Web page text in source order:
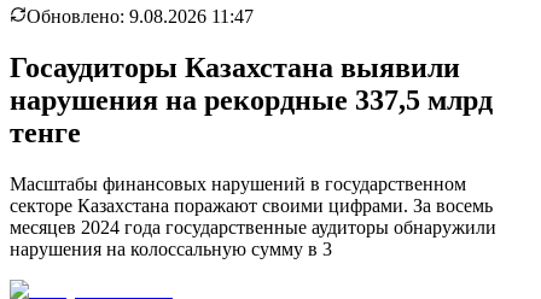
Обновлено: 9.08.2026 11:47
Госаудиторы Казахстана выявили
нарушения на рекордные 337,5 млрд
тенге
Масштабы финансовых нарушений в государственном
секторе Казахстана поражают своими цифрами. За восемь
месяцев 2024 года государственные аудиторы обнаружили
нарушения на колоссальную сумму в 3